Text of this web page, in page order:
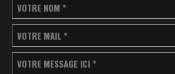
VOTRE NOM *
VOTRE MAIL *
VOTRE MESSAGE ICI *